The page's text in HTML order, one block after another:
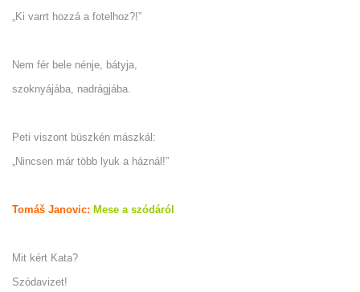
„Ki varrt hozzá a fotelhoz?!”
Nem fér bele nénje, bátyja,
szoknyájába, nadrágjába.
Peti viszont büszkén mászkál:
„Nincsen már több lyuk a háznál!”
Tomáš Janovic: Mese a szódáról
Mit kért Kata?
Szódavizet!